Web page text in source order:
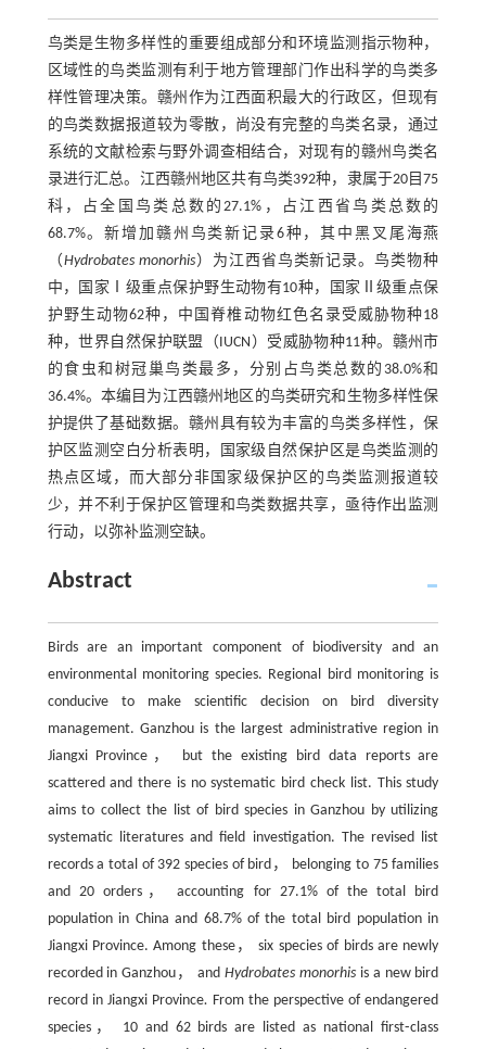
鸟类是生物多样性的重要组成部分和环境监测指示物种，
区域性的鸟类监测有利于地方管理部门作出科学的鸟类多
样性管理决策。赣州作为江西面积最大的行政区，但现有
的鸟类数据报道较为零散，尚没有完整的鸟类名录，通过
系统的文献检索与野外调查相结合，对现有的赣州鸟类名
录进行汇总。江西赣州地区共有鸟类392种，隶属于20目75
科，占全国鸟类总数的27.1%，占江西省鸟类总数的
68.7%。新增加赣州鸟类新记录6种，其中黑叉尾海燕
（Hydrobates monorhis）为江西省鸟类新记录。鸟类物种
中，国家Ⅰ级重点保护野生动物有10种，国家Ⅱ级重点保
护野生动物62种，中国脊椎动物红色名录受威胁物种18
种，世界自然保护联盟（IUCN）受威胁物种11种。赣州市
的食虫和树冠巢鸟类最多，分别占鸟类总数的38.0%和
36.4%。本编目为江西赣州地区的鸟类研究和生物多样性保
护提供了基础数据。赣州具有较为丰富的鸟类多样性，保
护区监测空白分析表明，国家级自然保护区是鸟类监测的
热点区域，而大部分非国家级保护区的鸟类监测报道较
少，并不利于保护区管理和鸟类数据共享，亟待作出监测
行动，以弥补监测空缺。
Abstract
Birds are an important component of biodiversity and an
environmental monitoring species. Regional bird monitoring is
conducive to make scientific decision on bird diversity
management. Ganzhou is the largest administrative region in
Jiangxi Province， but the existing bird data reports are
scattered and there is no systematic bird check list. This study
aims to collect the list of bird species in Ganzhou by utilizing
systematic literatures and field investigation. The revised list
records a total of 392 species of bird， belonging to 75 families
and 20 orders， accounting for 27.1% of the total bird
population in China and 68.7% of the total bird population in
Jiangxi Province. Among these， six species of birds are newly
recorded in Ganzhou， and Hydrobates monorhisis a new bird
record in Jiangxi Province. From the perspective of endangered
species， 10 and 62 birds are listed as national first⁃class